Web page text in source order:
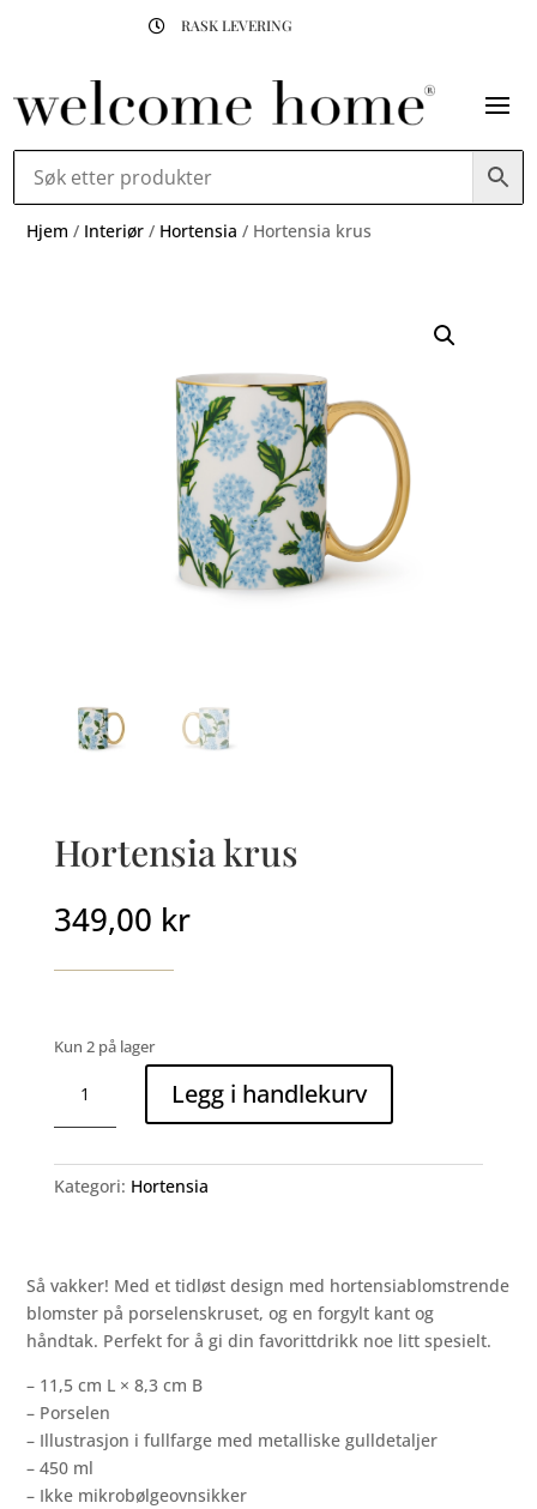
 RASK LEVERING
Hjem / Interiør / Hortensia / Hortensia krus
Hortensia krus
349,00 kr
Kun 2 på lager
krus
antall
Legg i handlekurv
Kategori: Hortensia
Så vakker! Med et tidløst design med hortensiablomstrende
blomster på porselenskruset, og en forgylt kant og
håndtak. Perfekt for å gi din favorittdrikk noe litt spesielt.
– 11,5 cm L × 8,3 cm B
– Porselen
– Illustrasjon i fullfarge med metalliske gulldetaljer
– 450 ml
– Ikke mikrobølgeovnsikker